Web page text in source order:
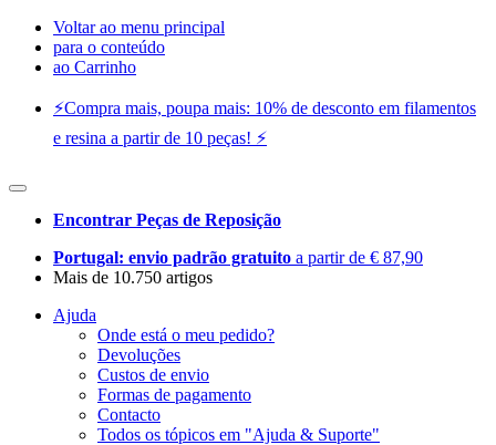
Voltar ao menu principal
para o conteúdo
ao Carrinho
⚡️Compra mais, poupa mais: 10% de desconto em filamentos
e resina a partir de 10 peças! ⚡️
Encontrar Peças de Reposição
Portugal: envio padrão gratuito a partir de € 87,90
Mais de 10.750 artigos
Ajuda
Onde está o meu pedido?
Devoluções
Custos de envio
Formas de pagamento
Contacto
Todos os tópicos em "Ajuda & Suporte"